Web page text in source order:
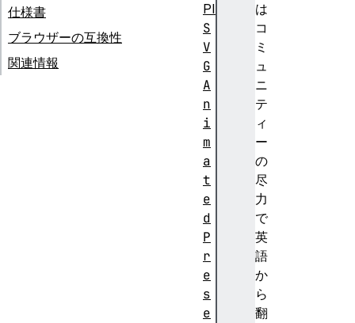
は
コ
ミ
ュ
ニ
テ
ィ
ー
の
尽
力
で
英
語
か
ら
翻
仕様書
ブラウザーの互換性
関連情報
PI
S
V
G
A
n
i
m
a
t
e
d
P
r
e
s
e